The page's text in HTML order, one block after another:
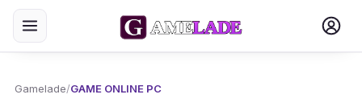
Gamelade/GAME ONLINE PC